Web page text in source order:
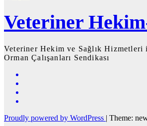
Veteriner
Veteriner Hekim ve Sağlık Hizmetleri
Orman Çalışanları Sendikası
Proudly powered by WordPress | Theme: